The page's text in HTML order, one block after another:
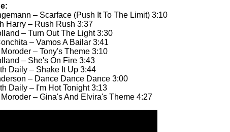
– Scarface (Push It To The Limit) 3:10
– Rush Rush 3:37
– Turn Out The Light 3:30
– Vamos A Bailar 3:41
– Tony's Theme 3:10
– She's On Fire 3:43
Daily – Shake It Up 3:44
– Dance Dance Dance 3:00
Daily – I'm Hot Tonight 3:13
– Gina's And Elvira's Theme 4:27